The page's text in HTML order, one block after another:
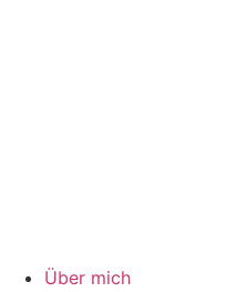
Über mich